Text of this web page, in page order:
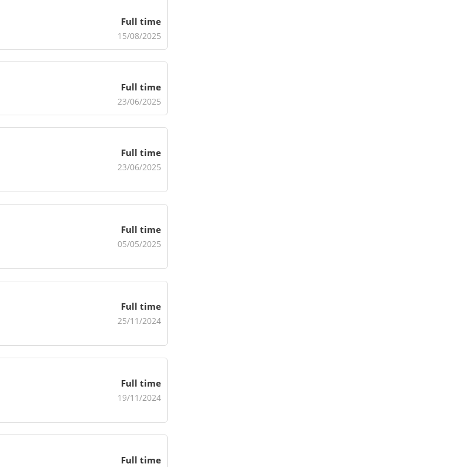
Full time
15/08/2025
Full time
23/06/2025
Full time
23/06/2025
Full time
05/05/2025
Full time
25/11/2024
Full time
19/11/2024
Full time